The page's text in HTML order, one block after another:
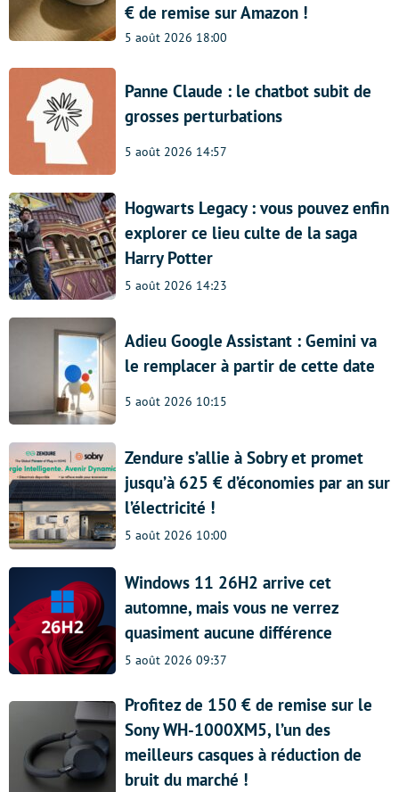
€ de remise sur Amazon !
5 août 2026 18:00
Panne Claude : le chatbot subit de
grosses perturbations
5 août 2026 14:57
Hogwarts Legacy : vous pouvez enfin
explorer ce lieu culte de la saga
Harry Potter
5 août 2026 14:23
Adieu Google Assistant : Gemini va
le remplacer à partir de cette date
5 août 2026 10:15
Zendure s’allie à Sobry et promet
jusqu’à 625 € d’économies par an sur
l’électricité !
5 août 2026 10:00
Windows 11 26H2 arrive cet
automne, mais vous ne verrez
quasiment aucune différence
5 août 2026 09:37
Profitez de 150 € de remise sur le
Sony WH-1000XM5, l’un des
meilleurs casques à réduction de
bruit du marché !